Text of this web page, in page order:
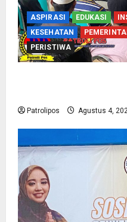
ASPIRASI EDUKASI
KESEHATAN
PERISTIWA
Patrolipos Agustus 4,